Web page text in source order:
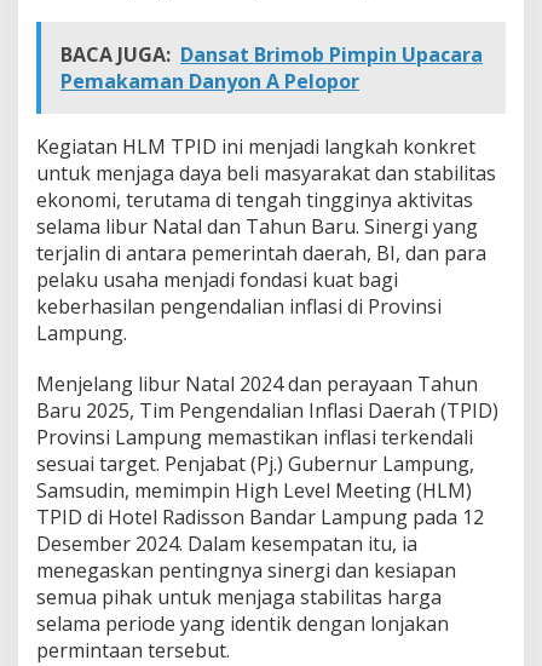
BACA JUGA: Dansat Brimob Pimpin Upacara
Pemakaman Danyon A Pelopor
Kegiatan HLM TPID ini menjadi langkah konkret
untuk menjaga daya beli masyarakat dan stabilitas
ekonomi, terutama di tengah tingginya aktivitas
selama libur Natal dan Tahun Baru. Sinergi yang
terjalin di antara pemerintah daerah, BI, dan para
pelaku usaha menjadi fondasi kuat bagi
keberhasilan pengendalian inflasi di Provinsi
Lampung.
Menjelang libur Natal 2024 dan perayaan Tahun
Baru 2025, Tim Pengendalian Inflasi Daerah (TPID)
Provinsi Lampung memastikan inflasi terkendali
sesuai target. Penjabat (Pj.) Gubernur Lampung,
Samsudin, memimpin High Level Meeting (HLM)
TPID di Hotel Radisson Bandar Lampung pada 12
Desember 2024. Dalam kesempatan itu, ia
menegaskan pentingnya sinergi dan kesiapan
semua pihak untuk menjaga stabilitas harga
selama periode yang identik dengan lonjakan
permintaan tersebut.